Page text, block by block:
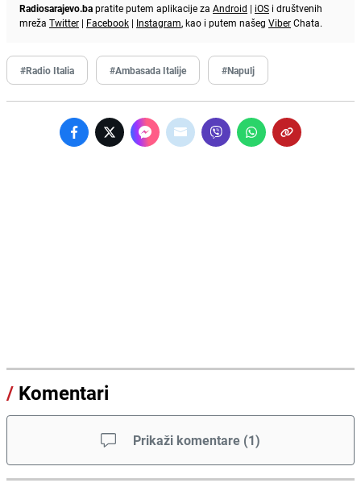
Radiosarajevo.bapratite putem aplikacije za Android | iOS i društvenih
mreža Twitter | Facebook | Instagram, kao i putem našeg ViberChata.
#Radio Italia #Ambasada Italije #Napulj
/ Komentari
Prikaži komentare (1)